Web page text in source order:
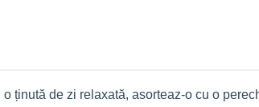
ținută de zi relaxată, asorteaz-o cu o